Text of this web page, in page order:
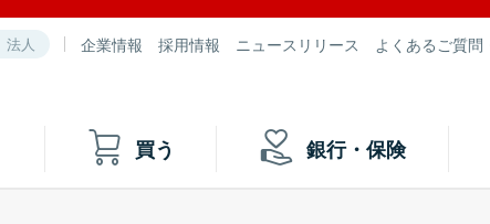
法人 企業情報 採用情報 ニュースリリース よくあるご質
買う 銀行・保険